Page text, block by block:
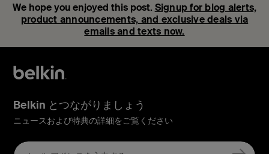
We hope you enjoyed this post. Signup for blog alerts,
product announcements, and exclusive deals via
emails and texts now.
Belkin とつながりましょう
ニュースおよび特典の詳細をご覧ください